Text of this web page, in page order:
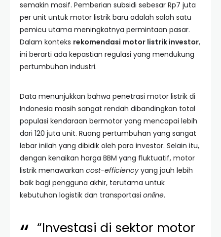
semakin masif. Pemberian subsidi sebesar Rp7 juta
per unit untuk motor listrik baru adalah salah satu
pemicu utama meningkatnya permintaan pasar.
Dalam konteks rekomendasi motor listrik investor,
ini berarti ada kepastian regulasi yang mendukung
pertumbuhan industri.
Data menunjukkan bahwa penetrasi motor listrik di
Indonesia masih sangat rendah dibandingkan total
populasi kendaraan bermotor yang mencapai lebih
dari 120 juta unit. Ruang pertumbuhan yang sangat
lebar inilah yang dibidik oleh para investor. Selain itu,
dengan kenaikan harga BBM yang fluktuatif, motor
listrik menawarkan cost-efficiency yang jauh lebih
baik bagi pengguna akhir, terutama untuk
kebutuhan logistik dan transportasi online.
“Investasi di sektor motor